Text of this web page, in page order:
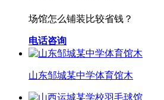
场馆怎么铺装比较省钱？
电话咨询
山东邹城某中学体育馆木